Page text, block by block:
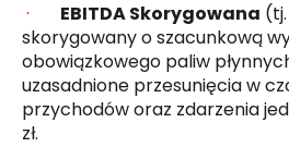
· EBITDA Skorygowana
skorygowany o szacunkową
obowiązkowego paliw
uzasadnione przesunięcia w
przychodów oraz zdarzenia
zł.